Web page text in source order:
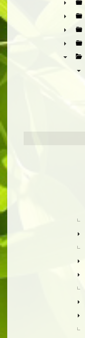
►
►
►
►
►
►
►
►
►